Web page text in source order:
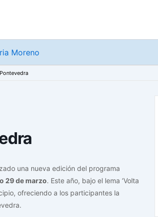
Moreno
una nueva edición del programa
29 de marzo. Este año, bajo el lema ‘Volta
ofreciendo a los participantes la